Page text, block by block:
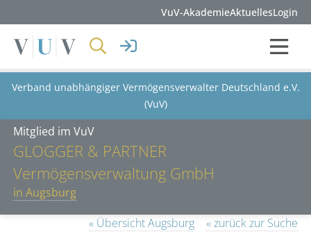
VuV-AkademieAktuellesLogin
Verband unabhängiger Vermögensverwalter Deutschland e.V.
(VuV)
Mitglied im VuV
GLOGGER & PARTNER
Vermögensverwaltung GmbH
in Augsburg
« Übersicht Augsburg
« zurück zur Suche